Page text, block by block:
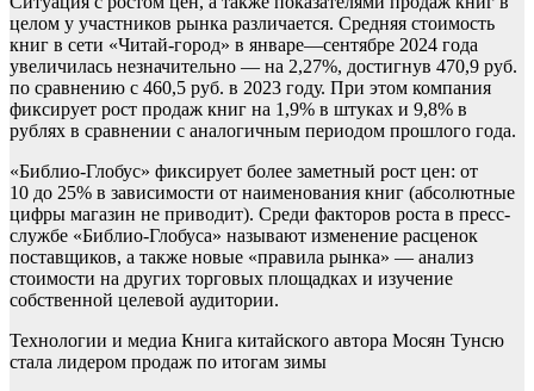
целом у участников рынка различается. Средняя стоимость
книг в сети «Читай-город» в январе—сентябре 2024 года
увеличилась незначительно — на 2,27%, достигнув 470,9 руб.
по сравнению с 460,5 руб. в 2023 году. При этом компания
фиксирует рост продаж книг на 1,9% в штуках и 9,8% в
рублях в сравнении с аналогичным периодом прошлого года.
«Библио-Глобус» фиксирует более заметный рост цен: от
10 до 25% в зависимости от наименования книг (абсолютные
цифры магазин не приводит). Среди факторов роста в пресс-
службе «Библио-Глобуса» называют изменение расценок
поставщиков, а также новые «правила рынка» — анализ
стоимости на других торговых площадках и изучение
собственной целевой аудитории.
Технологии и медиа Книга китайского автора Мосян Тунсю
стала лидером продаж по итогам зимы